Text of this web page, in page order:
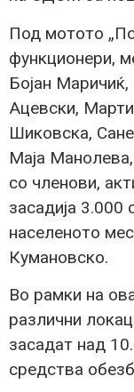
Под мотото
функционери,
Бојан
Ацевски,
Шиковска,
Маја
со членови,
засадија 3.000
населеното
Кумановско.
Во рамки на
различни
засадат над
средства